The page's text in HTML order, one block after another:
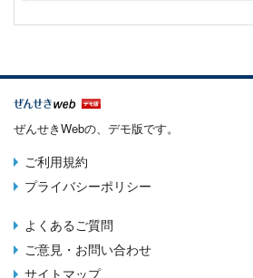
ぜんせきWebの、デモ版です。
Terms
menu
ご利用規約
プライバシーポリシー
Footer
menu
よくあるご質問
ご意見・お問い合わせ
サイトマップ